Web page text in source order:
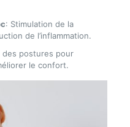
: Stimulation de la
de l’inflammation.
des postures pour
le confort.